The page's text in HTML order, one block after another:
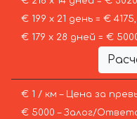
€ 199 х 21 день = €
€ 179 х 28 дней = €
€ 1 / км – Цена за
€ 5000 – Залог/